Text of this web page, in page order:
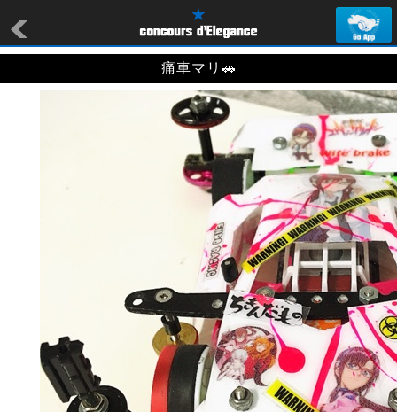
痛車マリ🚗